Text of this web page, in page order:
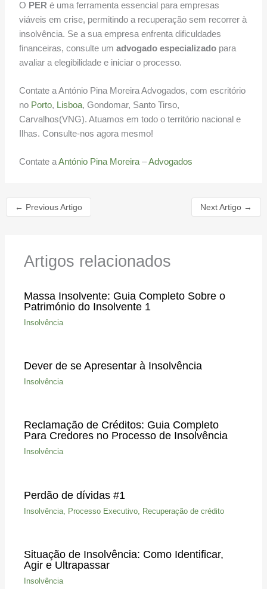
O PER é uma ferramenta essencial para empresas
viáveis em crise, permitindo a recuperação sem recorrer à
insolvência. Se a sua empresa enfrenta dificuldades
financeiras, consulte um advogado especializadopara
avaliar a elegibilidade e iniciar o processo.
Contate a António Pina Moreira Advogados, com escritório
no Porto, Lisboa, Gondomar, Santo Tirso,
Carvalhos(VNG). Atuamos em todo o território nacional e
Ilhas. Consulte-nos agora mesmo!
Contate aAntónio Pina Moreira–Advogados
← Previous Artigo Next Artigo →
Artigos relacionados
Massa Insolvente: Guia Completo Sobre o
Património do Insolvente 1
Insolvência
Dever de se Apresentar à Insolvência
Insolvência
Reclamação de Créditos: Guia Completo
Para Credores no Processo de Insolvência
Insolvência
Perdão de dívidas #1
Insolvência, Processo Executivo, Recuperação de crédito
Situação de Insolvência: Como Identificar,
Agir e Ultrapassar
Insolvência